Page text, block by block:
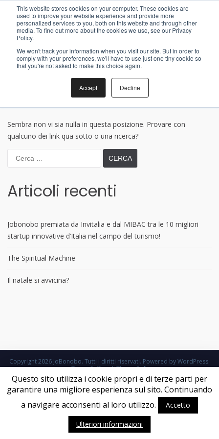
This website stores cookies on your computer. These cookies are
used to improve your website experience and provide more
personalized services to you, both on this website and through other
media. To find out more about the cookies we use, see our Privacy
Policy.
We won't track your information when you visit our site. But in order to
comply with your preferences, we'll have to use just one tiny cookie so
that you're not asked to make this choice again.
Accept Decline
Salta
contenuto
Piazza Teresa Noce 17/D, Torino
011 1921 4791
steve@jobonobo.com
JoBonobo
Evolving Ways
La pagina NON è stata trovata
Sembra non vi sia nulla in questa posizione. Provare con
qualcuno dei link qua sotto o una ricerca?
Ricerca
per:
Articoli recenti
Jobonobo premiata da Invitalia e dal MIBAC tra le 10 migliori
startup innovative d’Italia nel campo del turismo!
The Spiritual Machine
Il natale si avvicina?
Copyright 2026 JoBonobo. Tutti i diritti riservati. Powered byWordPress.
Tema: Suffice diThemeGrill.
Questo sito utilizza i cookie propri e di terze parti per
garantire una migliore esperienza sul sito. Continuando
a navigare acconsenti al loro utilizzo.
Accetto
Ulteriori informazioni